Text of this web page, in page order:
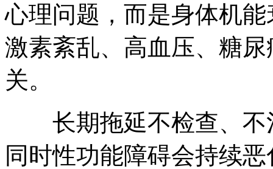
心理问题，而是身体机
激素紊乱、高血压、糖
关。
长期拖延不检查、不
同时性功能障碍会持续